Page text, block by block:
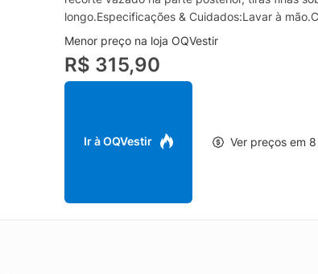
longo.Especificações & Cuidados:Lavar à
Menor preço na loja OQVestir
R$ 315,90
Ir à OQVestir Ver preços em